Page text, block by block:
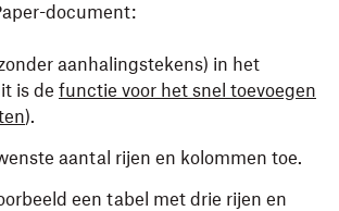
document:
aanhalingstekens) in het
is de functie voor het snel toevoegen
).
aantal rijen en kolommen toe.
een tabel met drie rijen en